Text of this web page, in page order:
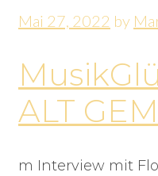
Mai 27, 2022 by
ALT
m Interview mit